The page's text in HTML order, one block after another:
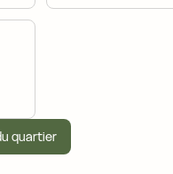
quartier